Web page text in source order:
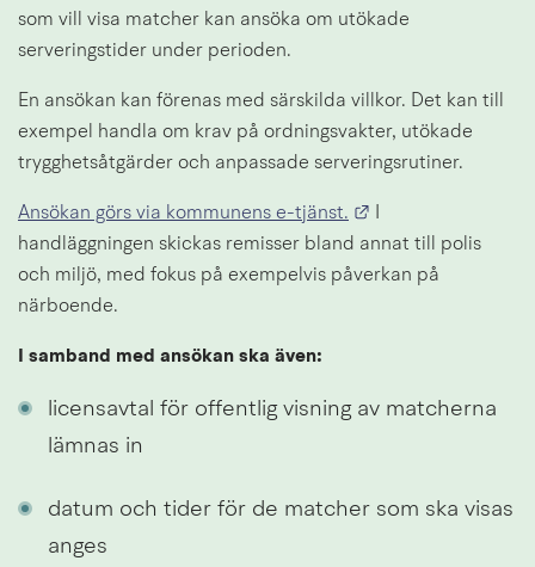
som vill visa matcher kan ansöka om utökade
serveringstider under perioden.
En ansökan kan förenas med särskilda villkor. Det kan till
exempel handla om krav på ordningsvakter, utökade
trygghetsåtgärder och anpassade serveringsrutiner.
Ansökan görs via kommunens e-tjänst.
handläggningen skickas remisser bland annat till polis
och miljö, med fokus på exempelvis påverkan på
närboende.
I samband med ansökan ska även:
licensavtal för offentlig visning av matcherna
lämnas in
datum och tider för de matcher som ska visas
anges